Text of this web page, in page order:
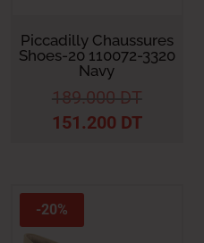
Piccadilly Chaussures
Shoes-20 110072-3320
Navy
189.000 DT
151.200 DT
-20%